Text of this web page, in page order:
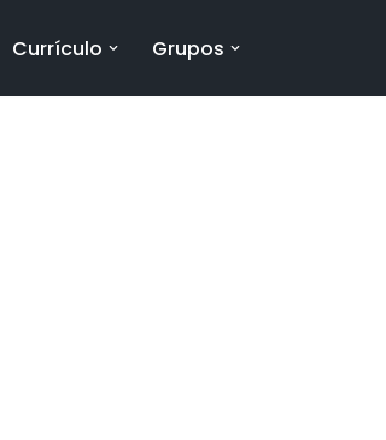
Currículo Grupos